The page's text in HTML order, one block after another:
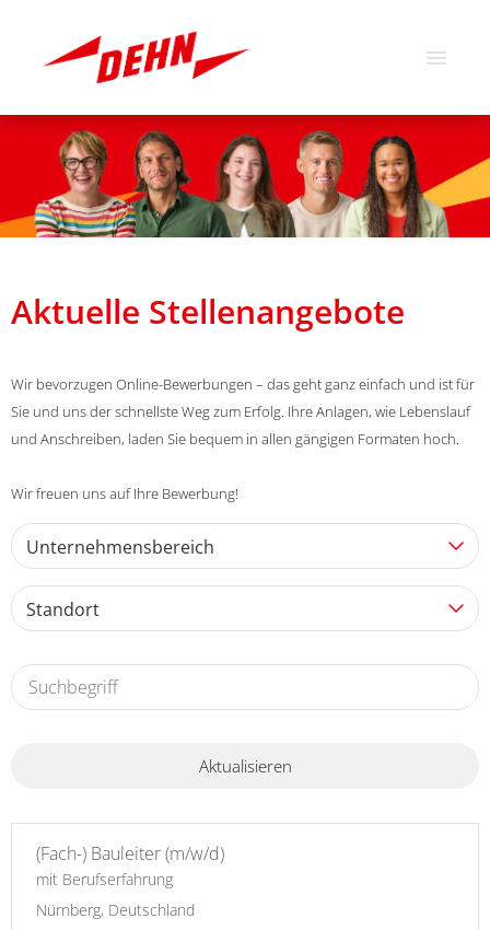
Englisch
Stellenangebote
Über uns
Aktuelle Stellenangebote
Wir bevorzugen Online-Bewerbungen – das geht ganz einfach und ist für
Sie und uns der schnellste Weg zum Erfolg. Ihre Anlagen, wie Lebenslauf
und Anschreiben, laden Sie bequem in allen gängigen Formaten hoch.
Wir freuen uns auf Ihre Bewerbung!
Unternehmensbereich
Standort
Aktualisieren
(Fach-) Bauleiter (m/w/d)
mit Berufserfahrung
Nürnberg, Deutschland